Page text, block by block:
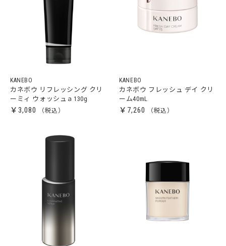
KANEBO
カネボウ リフレッシング クリ
ーミィ ウォッシュａ130g
￥3,080
KANEBO
カネボウ フレッシュ デイ クリ
ーム40mL
￥7,260